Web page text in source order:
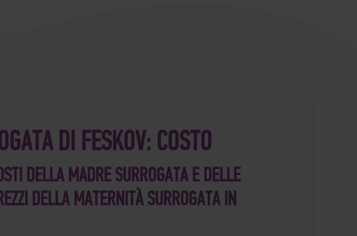
DI FESKOV: COSTO
DELLA MADRE SURROGATA E DELLE
DELLA MATERNITÀ SURROGATA IN